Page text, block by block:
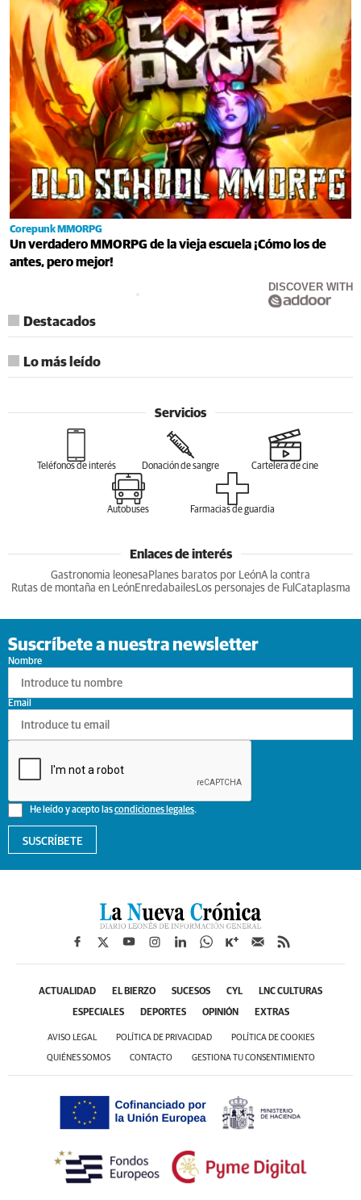
Corepunk MMORPG
Un verdadero MMORPG de la vieja escuela ¡Cómo los de
antes, pero mejor!
DISCOVER WITH
Destacados
Lo más leído
Servicios
Teléfonos de interés Donación de sangre Cartelera de cine
Autobuses Farmacias de guardia
Enlaces de interés
Gastronomia leonesa Planes baratos por LeónA la contra
Rutas de montaña en LeónEnredabailesLos personajes de Ful Cataplasma
Suscríbete a nuestra newsletter
Nombre
He leído y acepto lascondiciones legales.
Email
SUSCRÍBETE
ACTUALIDAD EL BIERZO SUCESOS CYL LNC CULTURAS
ESPECIALES DEPORTES OPINIÓN EXTRAS
AVISO LEGAL POLÍTICA DE PRIVACIDAD POLÍTICA DE COOKIES
QUIÉNES SOMOS CONTACTO GESTIONA TU CONSENTIMIENTO